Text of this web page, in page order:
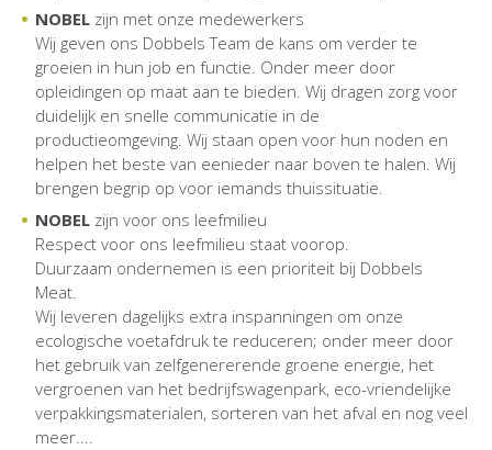
NOBEL zijn met onze medewerkers
Wij geven ons Dobbels Team de kans om verder te
groeien in hun job en functie. Onder meer door
opleidingen op maat aan te bieden. Wij dragen zorg voor
duidelijk en snelle communicatie in de
productieomgeving. Wij staan open voor hun noden en
helpen het beste van eenieder naar boven te halen. Wij
brengen begrip op voor iemands thuissituatie.
NOBEL zijn voor ons leefmilieu
Respect voor ons leefmilieu staat voorop.
Duurzaam ondernemen is een prioriteit bij Dobbels
Meat.
Wij leveren dagelijks extra inspanningen om onze
ecologische voetafdruk te reduceren; onder meer door
het gebruik van zelfgenererende groene energie, het
vergroenen van het bedrijfswagenpark, eco-vriendelijke
verpakkingsmaterialen, sorteren van het afval en nog veel
meer....